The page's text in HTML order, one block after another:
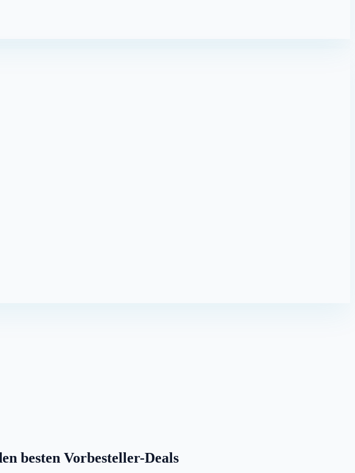
besten Vorbesteller-Deals